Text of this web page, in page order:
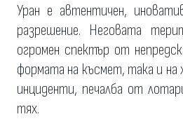
Уран е автентичен,
разрешение. Неговата
огромен спектър от
формата на късмет, така и на
инциденти, печалба от
тях.